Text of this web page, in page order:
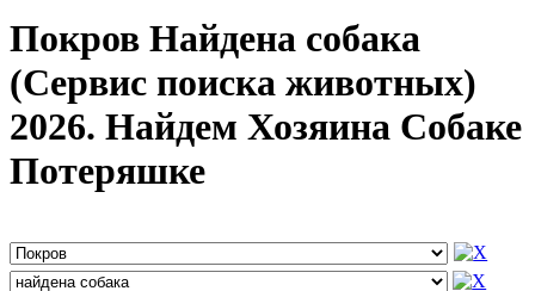
Покров Найдена собака
(Сервис поиска животных)
2026. Найдем Хозяина Собаке
Потеряшке